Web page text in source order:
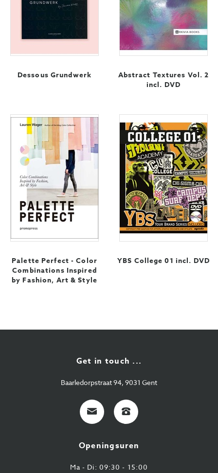
Dessous Grundwerk
Abstract Textures Vol. 2
incl. DVD
Palette Perfect - Color
Combinations Inspired
by Fashion, Art & Style
YBS College 01 incl. DVD
Get in touch ...
Baarledorpstraat 94, 9031 Gent
E-
mail
+32
9
43
87
Openingsuren
Ma - Di: 09:30 - 15:00